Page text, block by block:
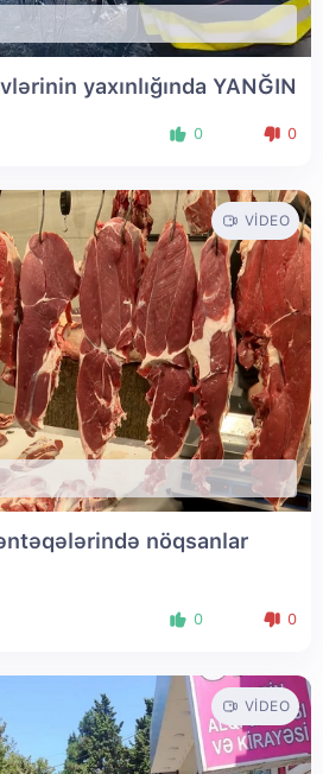
yaxınlığında YANĞIN
0 0
VIDEO
nöqsanlar
0 0
VIDEO